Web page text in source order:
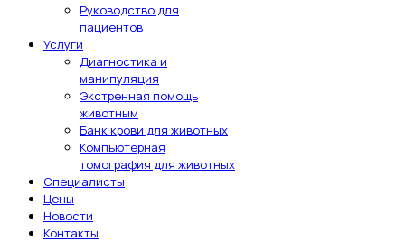
Руководство для
пациентов
Услуги
Диагностика и
манипуляция
Экстренная помощь
животным
Банк крови для животных
Компьютерная
томография для животных
Специалисты
Цены
Новости
Контакты